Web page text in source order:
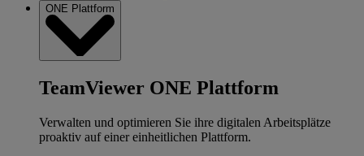
ONE Plattform
TeamViewer ONE Plattform
Verwalten und optimieren Sie ihre digitalen Arbeitsplätze
proaktiv auf einer einheitlichen Plattform.